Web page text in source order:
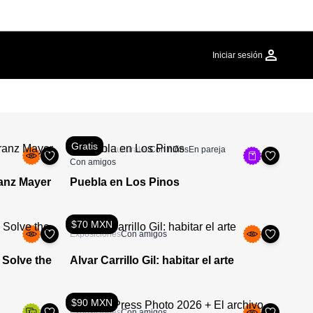
Iniciar sesión
Mayer
Gratis
Festivales CulturalesCon niñosEn pareja
Con amigos
Puebla en Los Pinos
the
$70 MXN
ExposicionesCon amigos
Alvar Carrillo Gil: habitar el arte
$90 MXN